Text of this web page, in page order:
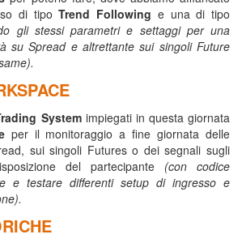
di tipoTrend Following e una di tipo
gli stessi parametri e settaggi per una
su Spread e altrettante sui singoli Future
Systemimpiegati in questa giornata
per il monitoraggio a fine giornata delle
sui singoli Futures o dei segnali sugli
del partecipante (con codice
e testare differenti setup di ingresso e